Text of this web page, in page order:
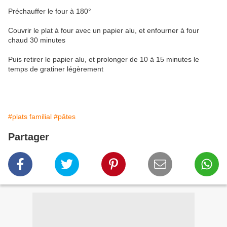
Préchauffer le four à 180°
Couvrir le plat à four avec un papier alu, et enfourner à four
chaud 30 minutes
Puis retirer le papier alu, et prolonger de 10 à 15 minutes le
temps de gratiner légèrement
#plats familial #pâtes
Partager